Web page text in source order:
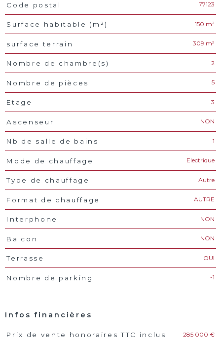
Caractéristiques Valeurs
Code postal 77123
Surface habitable (m²) 150 m²
surface terrain 309 m²
Nombre de chambre(s) 2
Nombre de pièces 5
Etage 3
Ascenseur NON
Nb de salle de bains 1
Mode de chauffage Electrique
Type de chauffage Autre
Format de chauffage AUTRE
Interphone NON
Balcon NON
Terrasse OUI
Nombre de parking -1
Infos financières
Caractéristiques Valeurs
Prix de vente honoraires TTC inclus 285 000 €